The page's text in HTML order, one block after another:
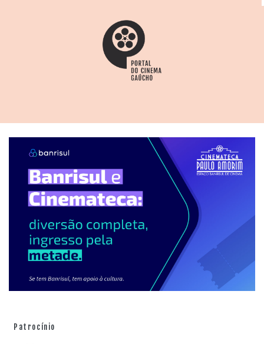
Patrocínio